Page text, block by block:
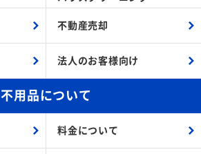
不動産売却
法人のお客様向け
不用品について
料金について